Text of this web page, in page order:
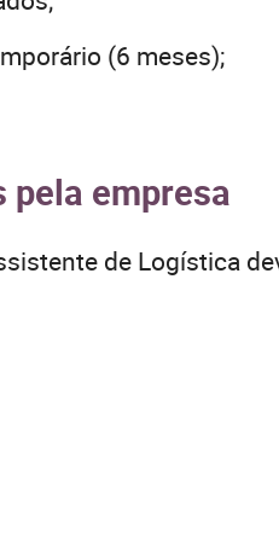
(6 meses);
pela empresa
de Logística